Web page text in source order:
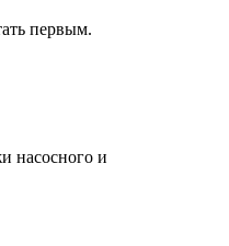
первым.
насосного и